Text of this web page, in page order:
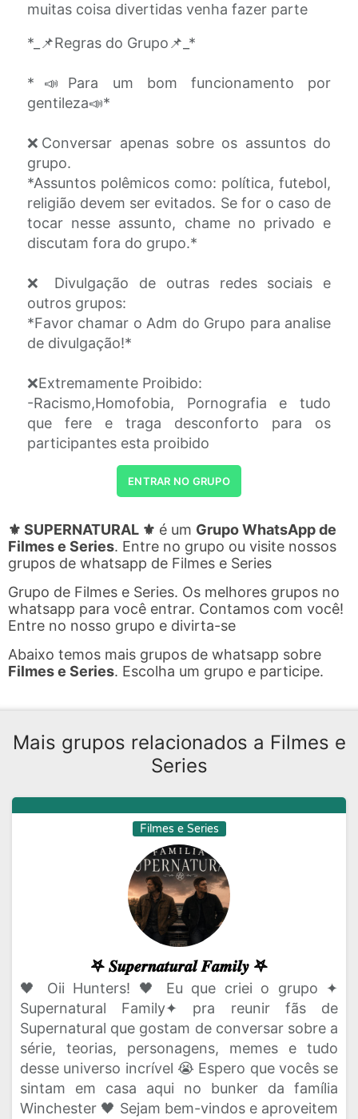
muitas coisa divertidas venha fazer parte
*_📌Regras do Grupo📌_*
*📣Para um bom funcionamento por
gentileza📣*
❌Conversar apenas sobre os assuntos do
grupo.
*Assuntos polêmicos como: política, futebol,
religião devem ser evitados. Se for o caso de
tocar nesse assunto, chame no privado e
discutam fora do grupo.*
❌ Divulgação de outras redes sociais e
outros grupos:
*Favor chamar o Adm do Grupo para analise
de divulgação!*
❌Extremamente Proibido:
-Racismo,Homofobia, Pornografia e tudo
que fere e traga desconforto para os
participantes esta proibido
ENTRAR NO GRUPO
⚜️ SUPERNATURAL ⚜️ é um Grupo WhatsApp de
Filmes e Series. Entre no grupo ou visite nossos
grupos de whatsapp de Filmes e Series
Grupo de Filmes e Series. Os melhores grupos no
whatsapp para você entrar. Contamos com você!
Entre no nosso grupo e divirta-se
Abaixo temos mais grupos de whatsapp sobre
Filmes e Series. Escolha um grupo e participe.
Mais grupos relacionados a Filmes e
Series
Filmes e Series
𖤐 𝑺𝒖𝒑𝒆𝒓𝒏𝒂𝒕𝒖𝒓𝒂𝒍 𝑭𝒂𝒎𝒊𝒍𝒚 𖤐
🖤 Oii Hunters! 🖤 Eu que criei o grupo ✦
Supernatural Family✦ pra reunir fãs de
Supernatural que gostam de conversar sobre a
série, teorias, personagens, memes e tudo
desse universo incrível 😭 Espero que vocês se
sintam em casa aqui no bunker da família
Winchester 🖤 Sejam bem-vindos e aproveitem